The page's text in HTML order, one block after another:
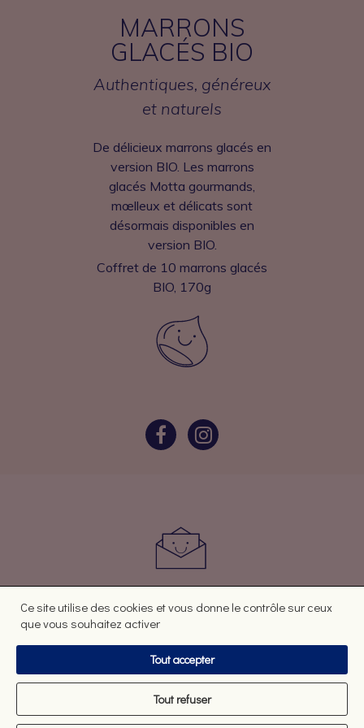
MARRONS
GLACÉS BIO
Authentiques, généreux
et naturels
De délicieux marrons glacés en
version BIO. Les marrons
glacés Motta gourmands,
mœlleux et délicats sont
désormais disponibles en
version BIO.
Coffret de 10 marrons glacés
BIO, 170g
CONTACTEZ-NOUS
Mentions légales
Politique de confidentialité
Ce site utilise des cookies et vous donne le contrôle sur ceux
que vous souhaitez activer
Tout accepter
Tout refuser